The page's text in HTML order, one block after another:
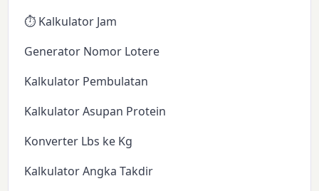
⏱️ Kalkulator Jam
Generator Nomor Lotere
Kalkulator Pembulatan
Kalkulator Asupan Protein
Konverter Lbs ke Kg
Kalkulator Angka Takdir